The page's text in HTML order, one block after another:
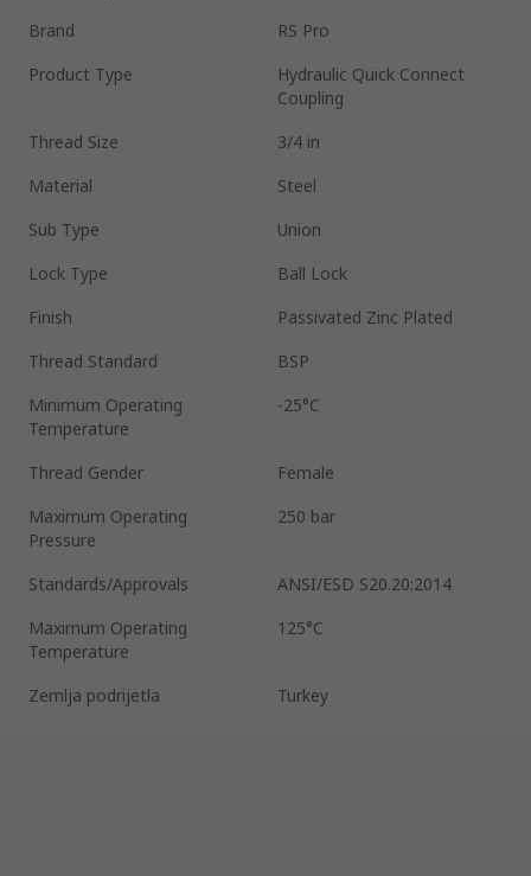
Brand
RS Pro
Product Type
Hydraulic Quick Connect
Coupling
Thread Size
3/4 in
Material
Steel
Sub Type
Union
Lock Type
Ball Lock
Finish
Passivated Zinc Plated
Thread Standard
BSP
Minimum Operating
Temperature
-25°C
Thread Gender
Female
Maximum Operating
Pressure
250 bar
Standards/Approvals
ANSI/ESD S20.20:2014
Maximum Operating
Temperature
125°C
Zemlja podrijetla Turkey